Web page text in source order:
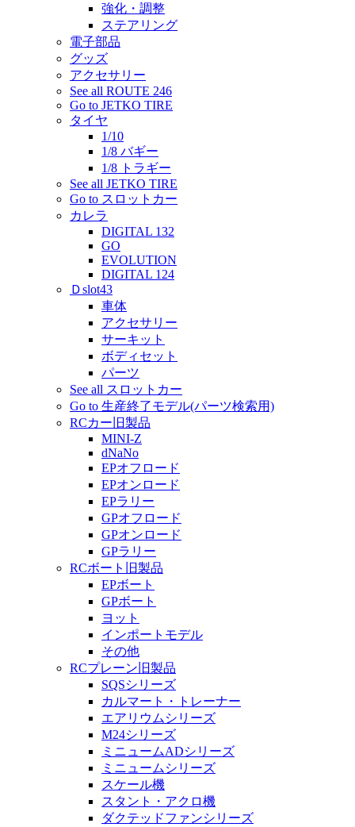
強化・調整
ステアリング
電子部品
グッズ
アクセサリー
See all ROUTE 246
Go to JETKO TIRE
タイヤ
1/10
1/8 バギー
1/8 トラギー
See all JETKO TIRE
Go to スロットカー
カレラ
DIGITAL 132
GO
EVOLUTION
DIGITAL 124
Ｄslot43
車体
アクセサリー
サーキット
ボディセット
パーツ
See all スロットカー
Go to 生産終了モデル(パーツ検索用)
RCカー旧製品
MINI-Z
dNaNo
EPオフロード
EPオンロード
EPラリー
GPオフロード
GPオンロード
GPラリー
RCボート旧製品
EPボート
GPボート
ヨット
インポートモデル
その他
RCプレーン旧製品
SQSシリーズ
カルマート・トレーナー
エアリウムシリーズ
M24シリーズ
ミニュームADシリーズ
ミニュームシリーズ
スケール機
スタント・アクロ機
ダクテッドファンシリーズ